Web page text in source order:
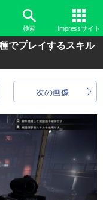
検索 Impressサイト
でプレイするスキル
次の画像